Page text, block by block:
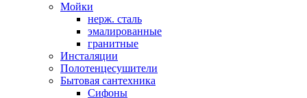
Мойки
нерж. сталь
эмалированные
гранитные
Инсталяции
Полотенцесушители
Бытовая сантехника
Сифоны